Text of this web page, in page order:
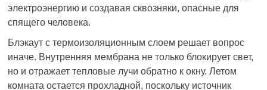
электроэнергию и создавая сквозняки, опасные для
спящего человека.
Блэкаут с термоизоляционным слоем решает вопрос
иначе. Внутренняя мембрана не только блокирует свет,
но и отражает тепловые лучи обратно к окну. Летом
комната остается прохладной, поскольку источник